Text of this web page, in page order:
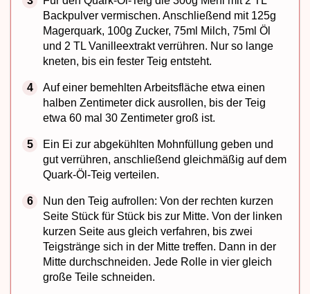
Backpulver vermischen. Anschließend mit 125g
Magerquark, 100g Zucker, 75ml Milch, 75ml Öl
und 2 TL Vanilleextrakt verrühren. Nur so lange
kneten, bis ein fester Teig entsteht.
Auf einer bemehlten Arbeitsfläche etwa einen
halben Zentimeter dick ausrollen, bis der Teig
etwa 60 mal 30 Zentimeter groß ist.
Ein Ei zur abgekühlten Mohnfüllung geben und
gut verrühren, anschließend gleichmäßig auf dem
Quark-Öl-Teig verteilen.
Nun den Teig aufrollen: Von der rechten kurzen
Seite Stück für Stück bis zur Mitte. Von der linken
kurzen Seite aus gleich verfahren, bis zwei
Teigstränge sich in der Mitte treffen. Dann in der
Mitte durchschneiden. Jede Rolle in vier gleich
große Teile schneiden.